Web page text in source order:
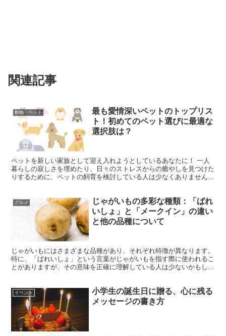
関連記事
動物・ペット
最も愛情深いペットのトップリス
ト！初めてのペット選びに最適な
選択肢は？
ペットを新しい家族として迎え入れようとしているあなたに！ 一人
暮らしの寂しさを埋めたり、日々のストレスからの癒やしを見つけた
りするために、ペットの飼育を検討している人は少なくありません。
グルメ
じゃがいもの多彩な種類：「ばれ
いしょ」と「メークイン」の違い
と他の品種について
じゃがいもにはさまざまな品種があり、それぞれ特徴が異なります。
特に、「ばれいしょ」という言葉がじゃがいもを指す際に使われるこ
とがありますが、その意味を正確に理解している人は少ないかもしれ
イベント
小学生の誕生日に贈る、心に残る
メッセージの書き方